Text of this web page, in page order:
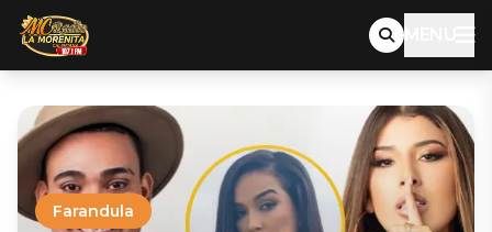
MENU
Farandula